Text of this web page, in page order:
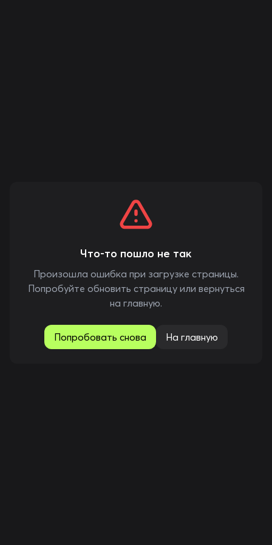
Что-то пошло не так
Произошла ошибка при загрузке страницы.
Попробуйте обновить страницу или вернуться
на главную.
Попробовать снова На главную